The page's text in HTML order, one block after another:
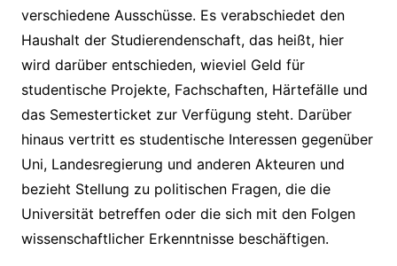
verschiedene Ausschüsse. Es verabschiedet den
Haushalt der Studierendenschaft, das heißt, hier
wird darüber entschieden, wieviel Geld für
studentische Projekte, Fachschaften, Härtefälle und
das Semesterticket zur Verfügung steht. Darüber
hinaus vertritt es studentische Interessen gegenüber
Uni, Landesregierung und anderen Akteuren und
bezieht Stellung zu politischen Fragen, die die
Universität betreffen oder die sich mit den Folgen
wissenschaftlicher Erkenntnisse beschäftigen.